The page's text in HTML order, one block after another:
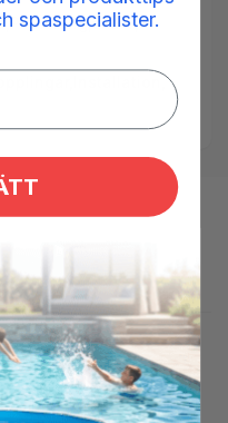
,Poolslang,skarv,
Installation,
32-38mm
spaspecialister.